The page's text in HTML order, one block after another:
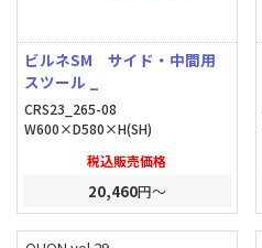
ビルネSM サイド・中間用
スツール _
CRS23_265-08
W600×D580×H(SH)
税込販売価格
20,460円～